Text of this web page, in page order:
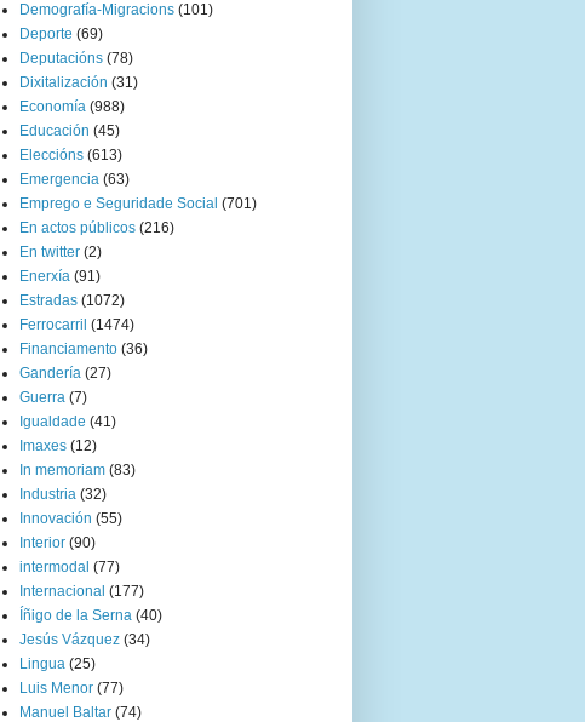
Demografía-Migracions (101)
Deporte (69)
Deputacións (78)
Dixitalización (31)
Economía (988)
Educación (45)
Eleccións (613)
Emergencia (63)
Emprego e Seguridade Social (701)
En actos públicos (216)
En twitter (2)
Enerxía (91)
Estradas (1072)
Ferrocarril (1474)
Financiamento (36)
Gandería (27)
Guerra (7)
Igualdade (41)
Imaxes (12)
In memoriam (83)
Industria (32)
Innovación (55)
Interior (90)
intermodal (77)
Internacional (177)
Íñigo de la Serna (40)
Jesús Vázquez (34)
Lingua (25)
Luis Menor (77)
Manuel Baltar (74)